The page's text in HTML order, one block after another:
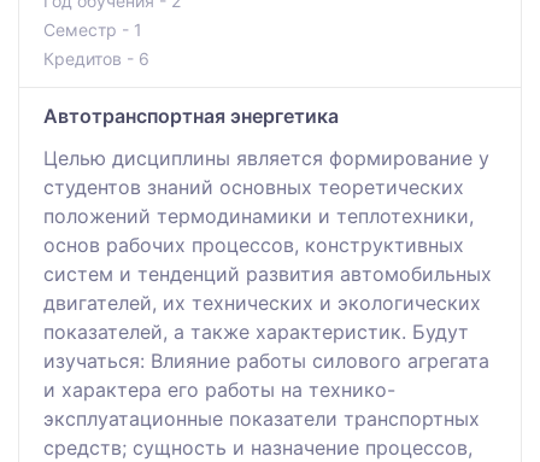
Семестр - 1
Кредитов - 6
Автотранспортная энергетика
Целью дисциплины является формирование у
студентов знаний основных теоретических
положений термодинамики и теплотехники,
основ рабочих процессов, конструктивных
систем и тенденций развития автомобильных
двигателей, их технических и экологических
показателей, а также характеристик. Будут
изучаться: Влияние работы силового агрегата
и характера его работы на технико-
эксплуатационные показатели транспортных
средств; сущность и назначение процессов,